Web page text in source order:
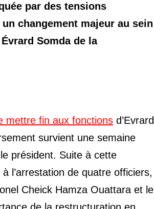
par des tensions
changement majeur au sein
Somda de la
mettre fin aux fonctions d’Evrard
survient une semaine
président. Suite à cette
l’arrestation de quatre officiers,
Cheick Hamza Ouattara et le